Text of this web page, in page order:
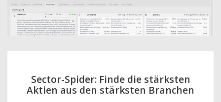
Sector-Spider: Finde die stärksten
Aktien aus den stärksten Branchen